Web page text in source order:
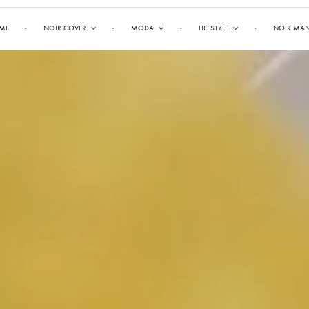
NOIR COVER MODA LIFESTYLE NOIR